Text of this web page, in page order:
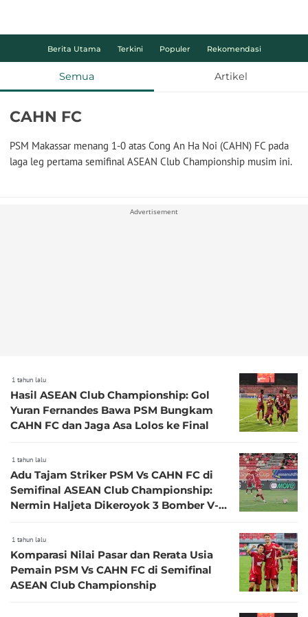
Berita Utama Terkini Populer Rekomendasi
Semua Artikel
CAHN FC
PSM Makassar menang 1-0 atas Cong An Ha Noi (CAHN) FC pada
laga leg pertama semifinal ASEAN Club Championship musim ini.
Advertisement
1 tahun lalu
Hasil ASEAN Club Championship: Gol
Yuran Fernandes Bawa PSM Bungkam
CAHN FC dan Jaga Asa Lolos ke Final
1 tahun lalu
Adu Tajam Striker PSM Vs CAHN FC di
Semifinal ASEAN Club Championship:
Nermin Haljeta Dikeroyok 3 Bomber V-
1 tahun lalu
Komparasi Nilai Pasar dan Rerata Usia
Pemain PSM Vs CAHN FC di Semifinal
ASEAN Club Championship